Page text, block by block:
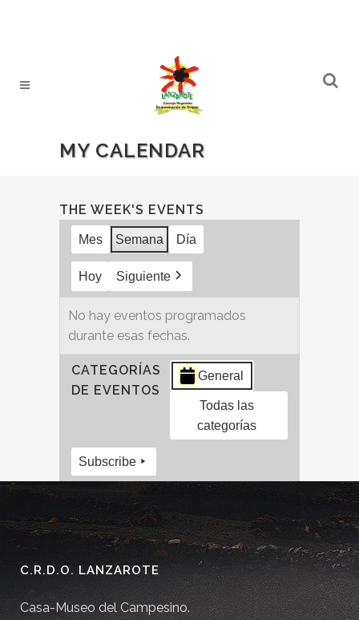
MY CALENDAR
THE WEEK'S EVENTS
Mes Semana Día
Hoy Siguiente
No hay eventos programados
durante esas fechas.
CATEGORÍAS
DE EVENTOS
General
Todas las
categorías
Subscribe
C.R.D.O. LANZAROTE
Casa-Museo del Campesino.